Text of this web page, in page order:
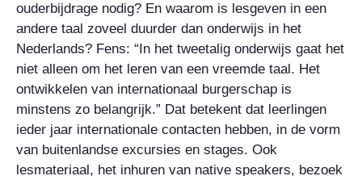
ouderbijdrage nodig? En waarom is lesgeven in een
andere taal zoveel duurder dan onderwijs in het
Nederlands? Fens: “In het tweetalig onderwijs gaat het
niet alleen om het leren van een vreemde taal. Het
ontwikkelen van internationaal burgerschap is
minstens zo belangrijk.” Dat betekent dat leerlingen
ieder jaar internationale contacten hebben, in de vorm
van buitenlandse excursies en stages. Ook
lesmateriaal, het inhuren van native speakers, bezoek